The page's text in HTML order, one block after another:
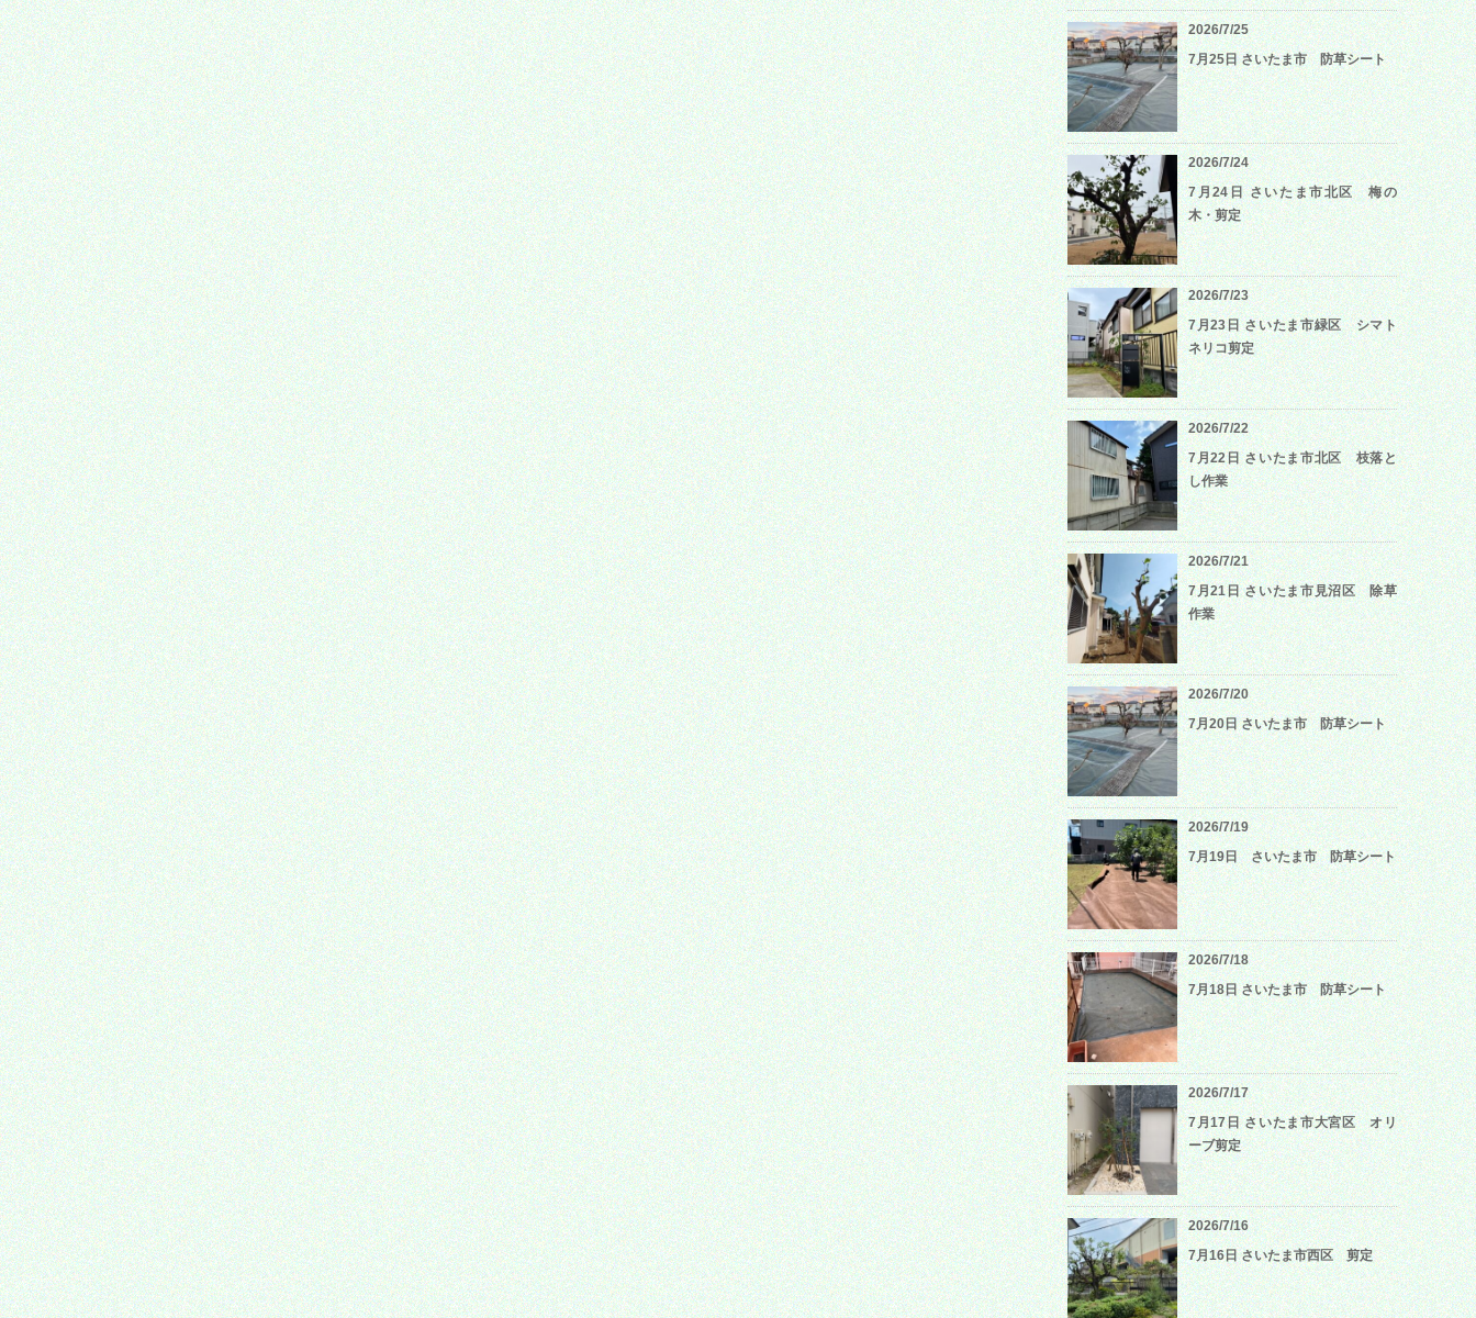
2026/7/25
7月25日 さいたま市 防草シート
2026/7/24
7月24日 さいたま市北区 梅の
木・剪定
2026/7/23
7月23日 さいたま市緑区 シマト
ネリコ剪定
2026/7/22
7月22日 さいたま市北区 枝落と
し作業
2026/7/21
7月21日 さいたま市見沼区 除草
作業
2026/7/20
7月20日 さいたま市 防草シート
2026/7/19
7月19日 さいたま市 防草シート
2026/7/18
7月18日 さいたま市 防草シート
2026/7/17
7月17日 さいたま市大宮区 オリ
ーブ剪定
2026/7/16
7月16日 さいたま市西区 剪定